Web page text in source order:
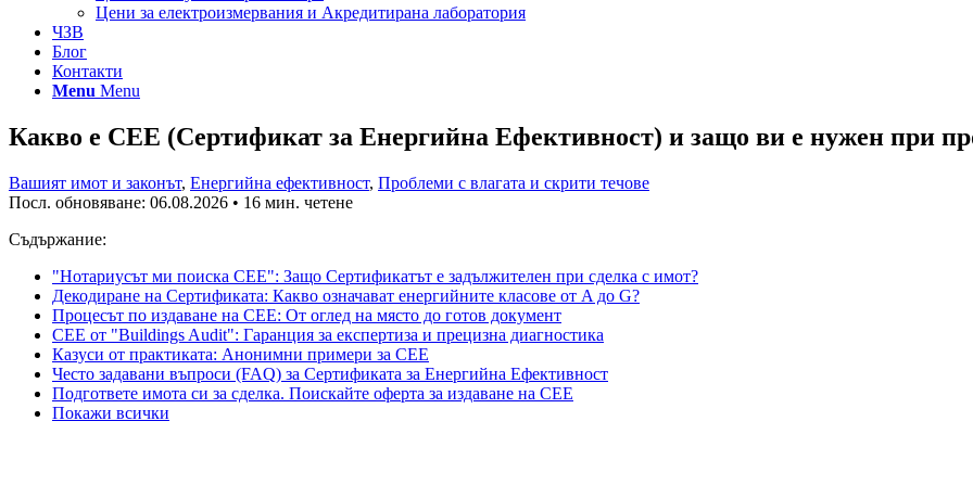
Цени за електроизмервания и Акредитирана лаборатория
ЧЗВ
Блог
Контакти
Menu Menu
Какво е СЕЕ (Сертификат за Енергийна Ефективност) и защо ви е нужен при
Вашият имот и законът, Енергийна ефективност, Проблеми с влагата и скрити течове
Посл. обновяване: 06.08.2026 • 16 мин. четене
Съдържание:
"Нотариусът ми поиска СЕЕ": Защо Сертификатът е задължителен при сделка с имот?
Декодиране на Сертификата: Какво означават енергийните класове от A до G?
Процесът по издаване на СЕЕ: От оглед на място до готов документ
СЕЕ от "Buildings Audit": Гаранция за експертиза и прецизна диагностика
Казуси от практиката: Анонимни примери за СЕЕ
Често задавани въпроси (FAQ) за Сертификата за Енергийна Ефективност
Подгответе имота си за сделка. Поискайте оферта за издаване на СЕЕ
Покажи всички